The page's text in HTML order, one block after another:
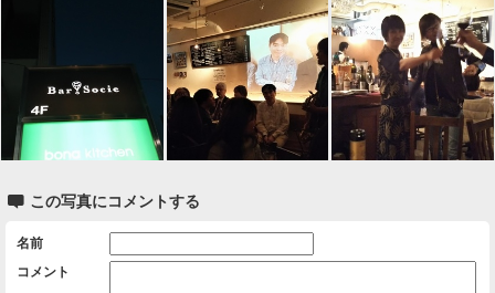
 この写真にコメントする
名前
コメント